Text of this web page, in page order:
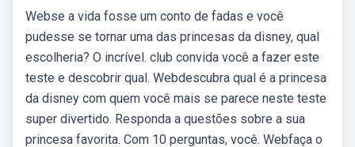
Webse a vida fosse um conto de fadas e você
pudesse se tornar uma das princesas da disney, qual
escolheria? O incrível. club convida você a fazer este
teste e descobrir qual. Webdescubra qual é a princesa
da disney com quem você mais se parece neste teste
super divertido. Responda a questões sobre a sua
princesa favorita. Com 10 perguntas, você. Webfaça o